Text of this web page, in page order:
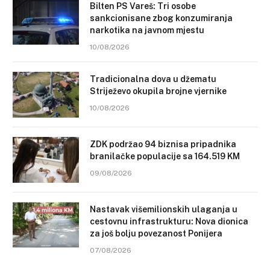
Bilten PS Vareš: Tri osobe
sankcionisane zbog konzumiranja
narkotika na javnom mjestu
10/08/2026
Tradicionalna dova u džematu
Striježevo okupila brojne vjernike
10/08/2026
ZDK podržao 94 biznisa pripadnika
branilačke populacije sa 164.519 KM
09/08/2026
Nastavak višemilionskih ulaganja u
cestovnu infrastrukturu: Nova dionica
za još bolju povezanost Ponijera
07/08/2026